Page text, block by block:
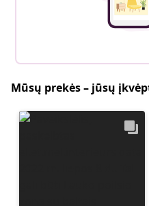
Mūsų prekės – jūsų